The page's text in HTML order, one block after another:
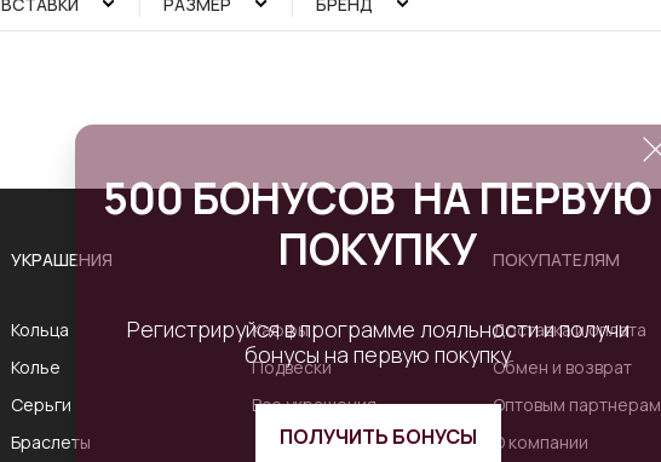
УКРАШЕНИЯ
Кольца
Колье
Серьги
Браслеты
Каффы
Подвески
Все украшения
ПОКУПАТЕЛЯМ
Доставка и оплата
Обмен и возврат
Оптовым партнерам
О компании
500 БОНУСОВ НА ПЕРВУЮ
ПОКУПКУ
Регистрируйся в программе лояльности и получи
бонусы на первую покупку
ПОЛУЧИТЬ БОНУСЫ